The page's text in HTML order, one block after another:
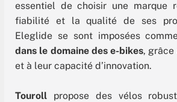
essentiel de choisir une marque
fiabilité et la qualité de ses
Eleglide se sont imposées
dans le domaine des e-bikes, grâce
et à leur capacité d’innovation.
Touroll propose des vélos